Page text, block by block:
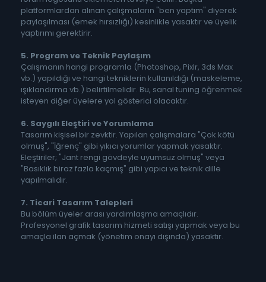
platformlardan alınan çalışmaların "ben yaptım" diyerek
paylaşılması (emek hırsızlığı) kesinlikle yasaktır ve üyelik
yaptırımı gerektirir.
5. Program ve Teknik Paylaşım
Çalışmanın hangi programla (Photoshop, Pixlr, 3ds Max
vb.) yapıldığı ve hangi tekniklerin kullanıldığı (maskeleme,
ışıklandırma vb.) belirtilmelidir. Bu, sanal tuning öğrenmek
isteyen diğer üyelere yol gösterici olacaktır.
6. Saygılı Eleştiri ve Yorumlama
Tasarım kişisel bir zevktir. Yapılan çalışmalara "Çok kötü
olmuş", "İğrenç" gibi yıkıcı yorumlar yapmak yasaktır.
Eleştiriler; "Jant rengi gövdeyle uyumsuz olmuş" veya
"Basıklık biraz fazla kaçmış" gibi yapıcı ve teknik dille
yapılmalıdır.
7. Ticari Tasarım Talepleri
Bu bölüm üyeler arası yardımlaşma amaçlıdır.
Profesyonel grafik tasarım hizmeti satışı yapmak veya bu
amaçla ilan açmak (yönetim onayı dışında) yasaktır.